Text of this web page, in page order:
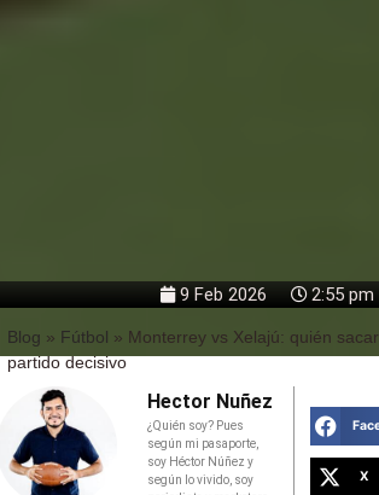
9 Feb 2026 2:55 pm
Blog » Fútbol » Monterrey vs Xelajú: quién
partido decisivo
Hector Nuñez
¿Quién soy? Pues
según mi pasaporte,
soy Héctor Núñez y
según lo vivido, soy
X